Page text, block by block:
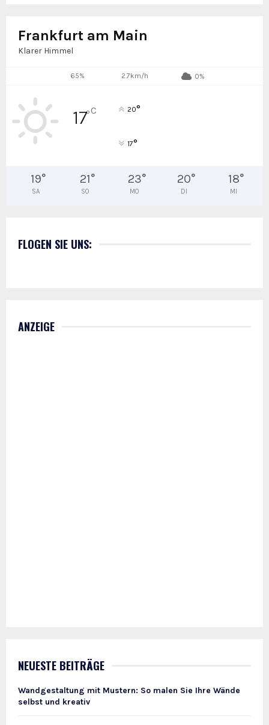
Frankfurt am Main
Klarer Himmel
65% 2.7km/h 0%
17°C 20°
17°
19°
SA
21°
SO
23°
MO
20°
DI
18°
MI
FLOGEN SIE UNS:
ANZEIGE
NEUESTE BEITRÄGE
Wandgestaltung mit Mustern: So malen Sie Ihre Wände
selbst und kreativ